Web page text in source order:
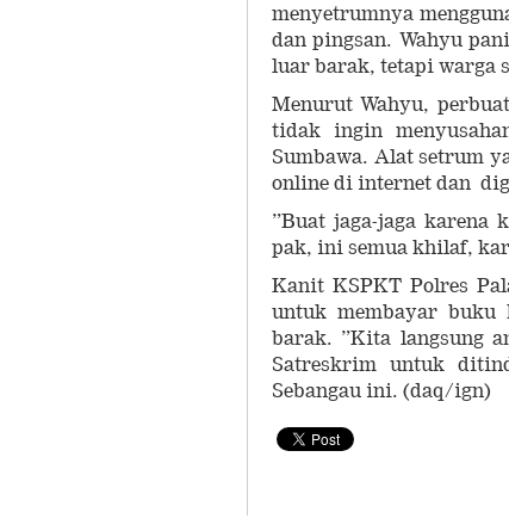
menyetrumnya
dan pingsan. Wahyu
luar barak, tetapi warga
Menurut Wahyu,
tidak ingin
Sumbawa. Alat setrum
online di internet dan
”Buat jaga-jaga karena
pak, ini semua khilaf,
Kanit KSPKT Polres
untuk membayar
barak. ”Kita langsung
Satreskrim untuk
Sebangau ini. (daq/ign)